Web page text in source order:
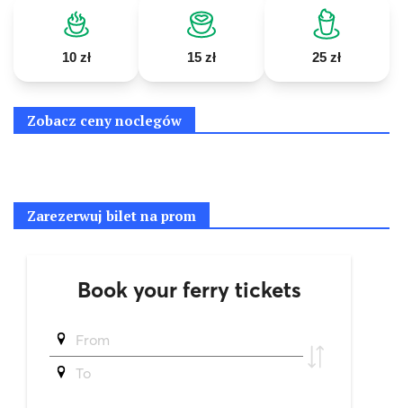
10 zł 15 zł 25 zł
Zobacz ceny noclegów
Zarezerwuj bilet na prom